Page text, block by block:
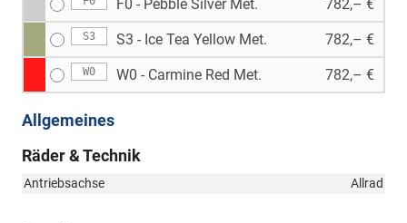
F0 - Pebble Silver Met. 782,– €
S3 S3 - Ice Tea Yellow Met. 782,– €
W0 W0 - Carmine Red Met. 782,– €
Allgemeines
Räder & Technik
Antriebsachse Allrad